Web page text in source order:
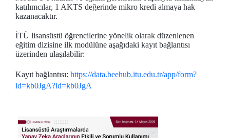
katılımcılar, 1 AKTS değerinde mikro kredi almaya hak
kazanacaktır.
İTÜ lisansüstü öğrencilerine yönelik olarak düzenlenen
eğitim dizisine ilk modülüne aşağıdaki kayıt bağlantısı
üzerinden ulaşılabilir:
Kayıt bağlantısı: https://data.beehub.itu.edu.tr/app/form?
id=kb0JgA?id=kb0JgA